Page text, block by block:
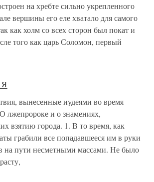
на хребте сильно укрепленного
вершины его еле хватало для самого
как холм со всех сторон был покат и
того как царь Соломон, первый
вынесенные иудеями во время
лжепророке и о знамениях,
взятию города. 1. В то время, как
грабили все попадавшееся им в руки
на пути несметными массами. Не было